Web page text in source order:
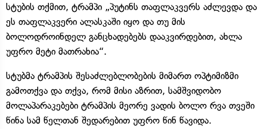
სტუბის თქმით, ტრამპი „პუტინს თაფლაკვერს აძლევდა და
ეს თაფლაკვერი ალასკაში იყო და თუ მის
ბოლოდროინდელ განცხადებებს დააკვირდებით, ახლა
უფრო მეტი მათრახია“.
სტუბმა ტრამპის შესაძლებლობების მიმართ ოპტიმიზმი
გამოთქვა და თქვა, რომ მისი აზრით, სამშვიდობო
მოლაპარაკებები ტრამპის მეორე ვადის ბოლო რვა თვეში
წინა სამ წელთან შედარებით უფრო წინ წავიდა.